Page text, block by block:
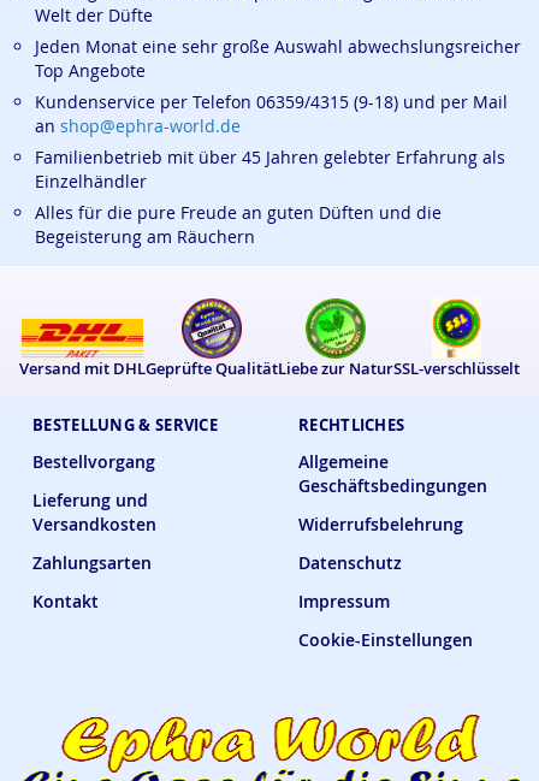
BESTELLUNG & SERVICE
Bestellvorgang
Lieferung und
Versandkosten
Zahlungsarten
Kontakt
RECHTLICHES
Allgemeine
Geschäftsbedingungen
Widerrufsbelehrung
Datenschutz
Impressum
Cookie-Einstellungen
Welt der Düfte
Jeden Monat eine sehr große Auswahl abwechslungsreicher
Top Angebote
Kundenservice per Telefon 06359/4315 (9-18) und per Mail
an shop@ephra-world.de
Familienbetrieb mit über 45 Jahren gelebter Erfahrung als
Einzelhändler
Alles für die pure Freude an guten Düften und die
Begeisterung am Räuchern
Versand mit DHLGeprüfte QualitätLiebe zur NaturSSL-verschlüsselt